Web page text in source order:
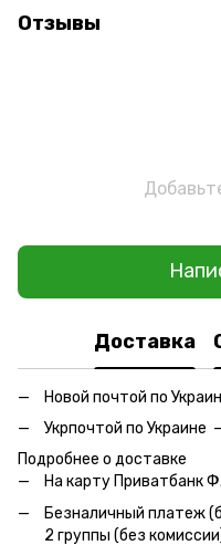
Отзывы
Доставка
Новой почтой по
Укрпочтой по Украине
Подробнее о доставке
На карту Приватбанк
Безналичный платеж
2 группы (без